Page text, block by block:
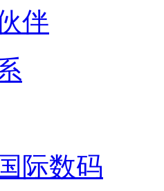
伴
际数码